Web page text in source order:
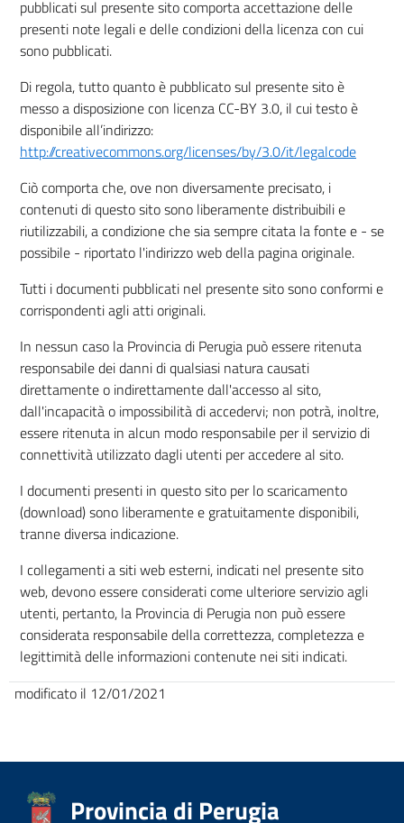
pubblicati sul presente sito comporta accettazione delle
presenti note legali e delle condizioni della licenza con cui
sono pubblicati.
Di regola, tutto quanto è pubblicato sul presente sito è
messo a disposizione con licenza CC-BY 3.0, il cui testo è
disponibile all’indirizzo:
http://creativecommons.org/licenses/by/3.0/it/legalcode
Ciò comporta che, ove non diversamente precisato, i
contenuti di questo sito sono liberamente distribuibili e
riutilizzabili, a condizione che sia sempre citata la fonte e - se
possibile - riportato l'indirizzo web della pagina originale.
Tutti i documenti pubblicati nel presente sito sono conformi e
corrispondenti agli atti originali.
In nessun caso la Provincia di Perugia può essere ritenuta
responsabile dei danni di qualsiasi natura causati
direttamente o indirettamente dall'accesso al sito,
dall'incapacità o impossibilità di accedervi; non potrà, inoltre,
essere ritenuta in alcun modo responsabile per il servizio di
connettività utilizzato dagli utenti per accedere al sito.
I documenti presenti in questo sito per lo scaricamento
(download) sono liberamente e gratuitamente disponibili,
tranne diversa indicazione.
I collegamenti a siti web esterni, indicati nel presente sito
web, devono essere considerati come ulteriore servizio agli
utenti, pertanto, la Provincia di Perugia non può essere
considerata responsabile della correttezza, completezza e
legittimità delle informazioni contenute nei siti indicati.
modificato il 12/01/2021
Provincia di Perugia